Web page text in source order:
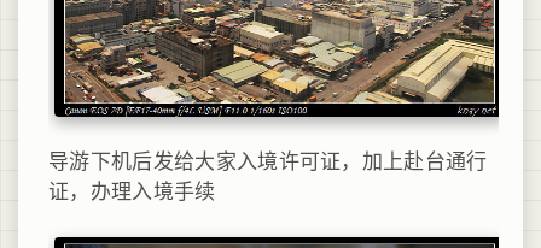
导游下机后发给大家入境许可证，加上赴台通行
证，办理入境手续